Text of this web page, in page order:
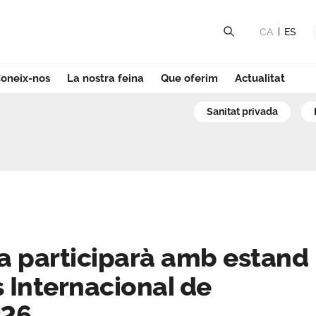
CA
ES
nos La nostra feina Que oferim Actualitat
participarà sanitat privada
participarà amb estand
Internacional de